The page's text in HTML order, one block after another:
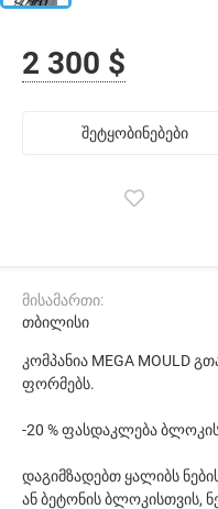
2 300 $
შეტყობინებები
მისამართი:
თბილისი
კომპანია MEGA MOULD
ფორმებს.
-20 % ფასდაკლება
დაგიმზადებთ ყალიბს
ან ბეტონის ბლოკისთვის,